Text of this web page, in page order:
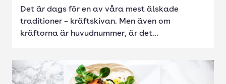
Det är dags för en av våra mest älskade
traditioner – kräftskivan. Men även om
kräftorna är huvudnummer, är det...